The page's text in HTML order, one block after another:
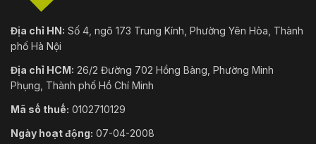
Địa chỉ HN: Số 4, ngõ 173 Trung Kính, Phường Yên Hòa, Thành
phố Hà Nội
Địa chỉ HCM: 26/2 Đường 702 Hồng Bàng, Phường Minh
Phụng, Thành phố Hồ Chí Minh
Mã số thuế: 0102710129
Ngày hoạt động: 07-04-2008